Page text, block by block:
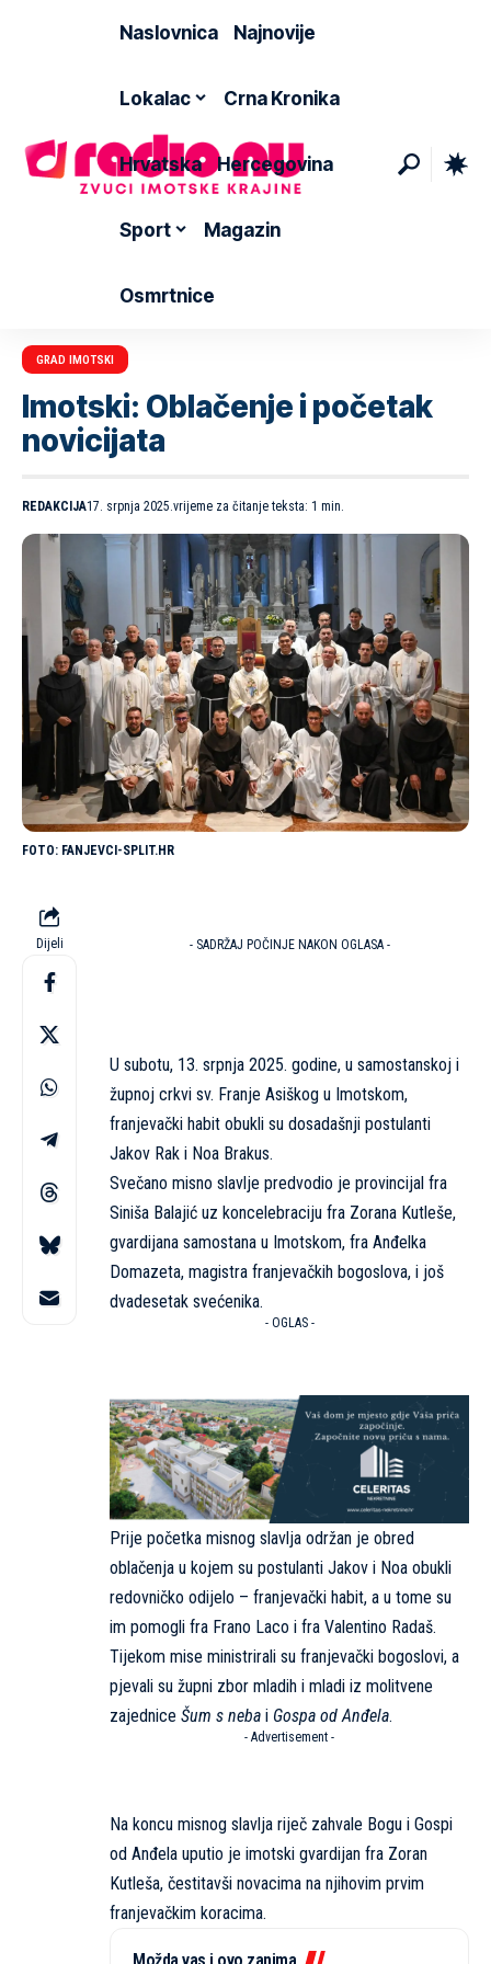
Naslovnica Najnovije
Lokalac Crna Kronika
Hrvatska Hercegovina
Sport Magazin
Osmrtnice
GRAD IMOTSKI
Imotski: Oblačenje i početak
novicijata
REDAKCIJA17. srpnja 2025.vrijeme za čitanje teksta: 1 min.
FANJEVCI-SPLIT.HR
Dijeli - SADRŽAJ POČINJE NAKON OGLASA -
U subotu, 13. srpnja 2025. godine, u samostanskoj i
župnoj crkvi sv. Franje Asiškog u Imotskom,
franjevački habit obukli su dosadašnji postulanti
Jakov Rak i Noa Brakus.
Svečano misno slavlje predvodio je provincijal fra
Siniša Balajić uz koncelebraciju fra Zorana Kutleše,
gvardijana samostana u Imotskom, fra Anđelka
Domazeta, magistra franjevačkih bogoslova, i još
dvadesetak svećenika.
- OGLAS -
Prije početka misnog slavlja održan je obred
oblačenja u kojem su postulanti Jakov i Noa obukli
redovničko odijelo – franjevački habit, a u tome su
im pomogli fra Frano Laco i fra Valentino Radaš.
Tijekom mise ministrirali su franjevački bogoslovi, a
pjevali su župni zbor mladih i mladi iz molitvene
zajednice Šum s neba i Gospa od Anđela.
- Advertisement -
Na koncu misnog slavlja riječ zahvale Bogu i Gospi
od Anđela uputio je imotski gvardijan fra Zoran
Kutleša, čestitavši novacima na njihovim prvim
franjevačkim koracima.